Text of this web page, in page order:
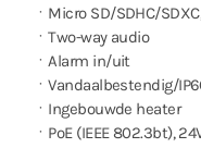
ㆍMicro SD/SDHC/
ㆍTwo-way audio
ㆍAlarm in/uit
ㆍVandaalbestendig/
ㆍIngebouwde heater
ㆍPoE (IEEE 802.3bt),